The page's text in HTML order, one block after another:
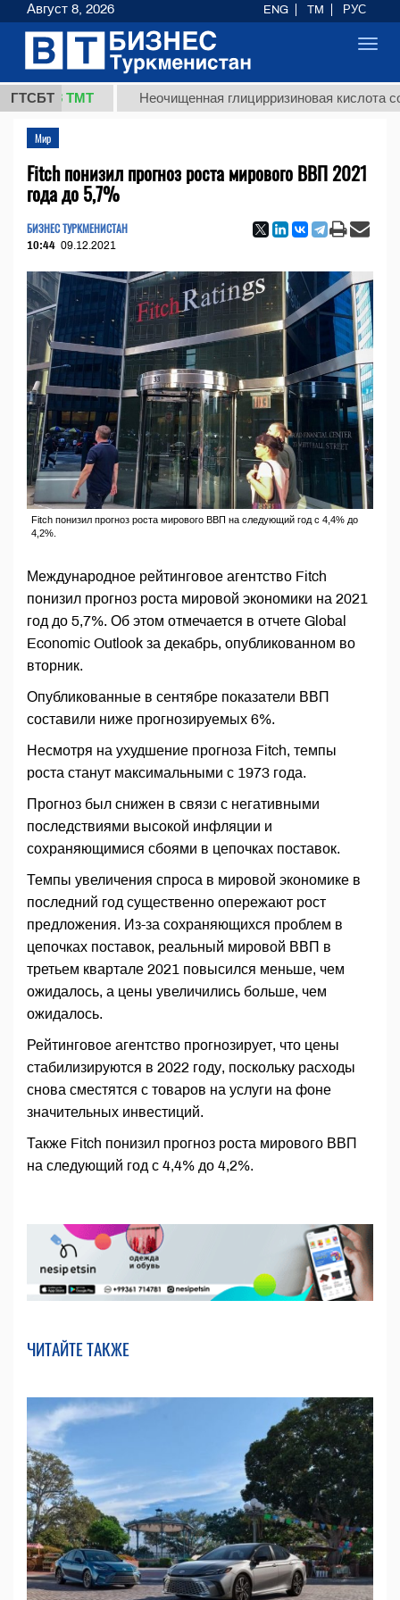
ГТСБТ
ТМТ Неочищенная глицирризиновая кислота
Мир
Fitch понизил прогноз роста мирового ВВП 2021
года до 5,7%
БИЗНЕС ТУРКМЕНИСТАН
10:44 09.12.2021
Fitch понизил прогноз роста мирового ВВП на следующий год с 4,4% до
4,2%.
Международное рейтинговое агентство Fitch
понизил прогноз роста мировой экономики на 2021
год до 5,7%. Об этом отмечается в отчете Global
Economic Outlook за декабрь, опубликованном во
вторник.
Опубликованные в сентябре показатели ВВП
составили ниже прогнозируемых 6%.
Несмотря на ухудшение прогноза Fitch, темпы
роста станут максимальными с 1973 года.
Прогноз был снижен в связи с негативными
последствиями высокой инфляции и
сохраняющимися сбоями в цепочках поставок.
Темпы увеличения спроса в мировой экономике в
последний год существенно опережают рост
предложения. Из-за сохраняющихся проблем в
цепочках поставок, реальный мировой ВВП в
третьем квартале 2021 повысился меньше, чем
ожидалось, а цены увеличились больше, чем
ожидалось.
Рейтинговое агентство прогнозирует, что цены
стабилизируются в 2022 году, поскольку расходы
снова сместятся с товаров на услуги на фоне
значительных инвестиций.
Также Fitch понизил прогноз роста мирового ВВП
на следующий год с 4,4% до 4,2%.
ЧИТАЙТЕ ТАКЖЕ
Август 8, 2026 ENG TM РУС